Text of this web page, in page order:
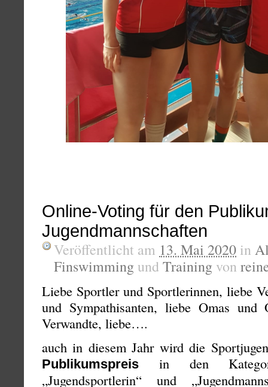
Online-Voting für den
Jugendmannschaften
Veröffentlicht am 13. Mai 2020 in
Finswimming und Training von
Liebe Sportler und Sportlerinnen, liebe
und Sympathisanten, liebe Omas
Verwandte, liebe….
auch in diesem Jahr wird die
Publikumspreis in den
„Jugendsportlerin“ und